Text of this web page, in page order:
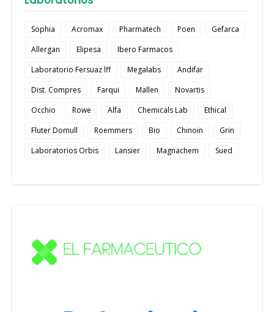
Sophia Acromax Pharmatech Poen
Gefarca
Allergan
Elipesa
Ibero Farmacos
Laboratorio Fersuaz lff
Megalabs
Andifar
Dist. Compres
Farqui Mallen
Novartis
Occhio
Rowe Alfa Chemicals Lab
Ethical
Fluter Domull
Roemmers Bio Chinoin
Grin
Laboratorios Orbis
Lansier Magnachem Sued